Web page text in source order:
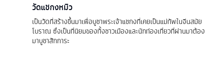
วัดแชกงหมิว
เป็นวัดที่สร้างขึ้นมาเพื่อบูชาพระเจ้าแชกงที่เคยเป็นแม่ทัพในจีนสมัย
โบราณ ซึ่งเป็นที่นิยมของทั้งชาวเมืองและนักท่องเที่ยวที่ผ่านมาต้อง
มาบูชาสักการะ